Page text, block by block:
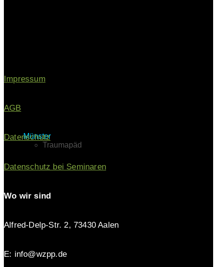
Münster
Traumapäd
Impressum
AGB
Datenschutz
Datenschutz bei Seminaren
Wo wir sind
Alfred-Delp-Str. 2, 73430 Aalen
E: info@wzpp.de